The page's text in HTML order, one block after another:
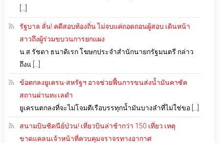
รัฐบาล ลั่น! คดีสอบท้องถิ่น ไม่จบแค่ถอดถอนผู้สอบ เดินหน้า
สาวถึงผู้ร่วมขบวนการยกแผง
น.ส.รัชดา ธนาดิเรก โฆษกประจำสำนักนายกรัฐมนตรี กล่าว
ถึงแ […]
ข้อตกลงยูเครน-สหรัฐฯ อาจช่วยฟื้นการขนส่งน้ำมันคาซัค
สถานผ่านทะเลดำ
ยูเครนตกลงที่จะไม่โจมตีเรือบรรทุกน้ำมันบางลำที่ไม่ใช่ขอ […]
สนามบินซิดนีย์ป่วน! เที่ยวบินล่าช้ากว่า 150 เที่ยว เหตุ
ขาดแคลนเจ้าหน้าที่ควบคุมจราจรทางอากาศ